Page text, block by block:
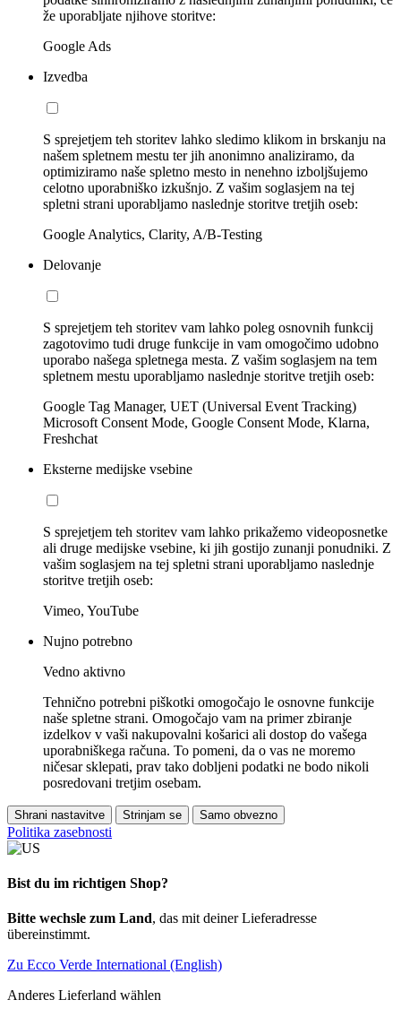
že uporabljate njihove storitve:
Google Ads
Izvedba
S sprejetjem teh storitev lahko sledimo klikom in brskanju na
našem spletnem mestu ter jih anonimno analiziramo, da
optimiziramo naše spletno mesto in nenehno izboljšujemo
celotno uporabniško izkušnjo. Z vašim soglasjem na tej
spletni strani uporabljamo naslednje storitve tretjih oseb:
Google Analytics, Clarity, A/B-Testing
Delovanje
S sprejetjem teh storitev vam lahko poleg osnovnih funkcij
zagotovimo tudi druge funkcije in vam omogočimo udobno
uporabo našega spletnega mesta. Z vašim soglasjem na tem
spletnem mestu uporabljamo naslednje storitve tretjih oseb:
Google Tag Manager, UET (Universal Event Tracking)
Microsoft Consent Mode, Google Consent Mode, Klarna,
Freshchat
Eksterne medijske vsebine
S sprejetjem teh storitev vam lahko prikažemo videoposnetke
ali druge medijske vsebine, ki jih gostijo zunanji ponudniki. Z
vašim soglasjem na tej spletni strani uporabljamo naslednje
storitve tretjih oseb:
Vimeo, YouTube
Nujno potrebno
Vedno aktivno
Tehnično potrebni piškotki omogočajo le osnovne funkcije
naše spletne strani. Omogočajo vam na primer zbiranje
izdelkov v vaši nakupovalni košarici ali dostop do vašega
uporabniškega računa. To pomeni, da o vas ne moremo
ničesar sklepati, prav tako dobljeni podatki ne bodo nikoli
posredovani tretjim osebam.
Shrani nastavitve Strinjam se Samo obvezno
Politika zasebnosti
Bist du im richtigen Shop?
Bitte wechsle zum Land, das mit deiner Lieferadresse
übereinstimmt.
Zu Ecco Verde International (English)
Anderes Lieferland wählen